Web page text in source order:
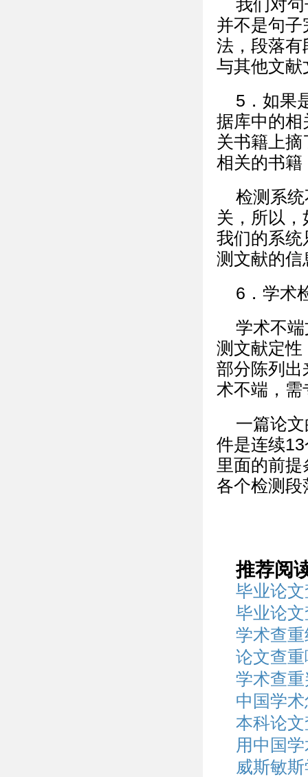
我们对
并不是句
法，段落有
与其他文献
5．如果
据库中的相
关书籍上
相关的书籍
检测系
关，所以
我们的系统
测文献的信
6．学术
学术不
测文献定性
部分陈列出
术不端，
一篇论
件是连续
里面的前
各个检测段
推荐阅
毕业论
毕业论
学术查
论文查
学术查
中国学
本科论
用中国
威斯敏